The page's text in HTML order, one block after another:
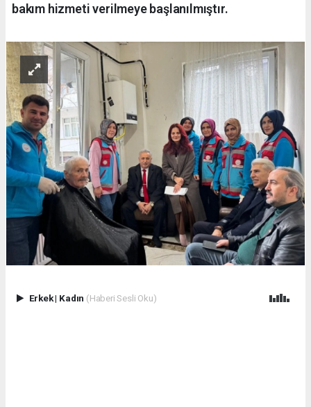
bakım hizmeti verilmeye başlanılmıştır.
Erkek| Kadın (Haberi Sesli Oku)